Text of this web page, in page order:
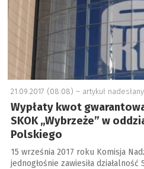
21.09.2017 (08:08) – artykuł nadesłany
Wypłaty kwot
SKOK „Wybrzeże” w
Polskiego
15 września 2017 roku Komisja
jednogłośnie zawiesiła